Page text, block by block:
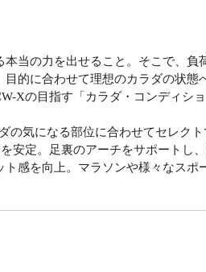
当の力を出せること。そこで、負
的に合わせて理想のカラダの状態
Xの目指す「カラダ・コンディショ
の気になる部位に合わせてセレク
安定。足裏のアーチをサポートし
感を向上。マラソンや様々なスポ